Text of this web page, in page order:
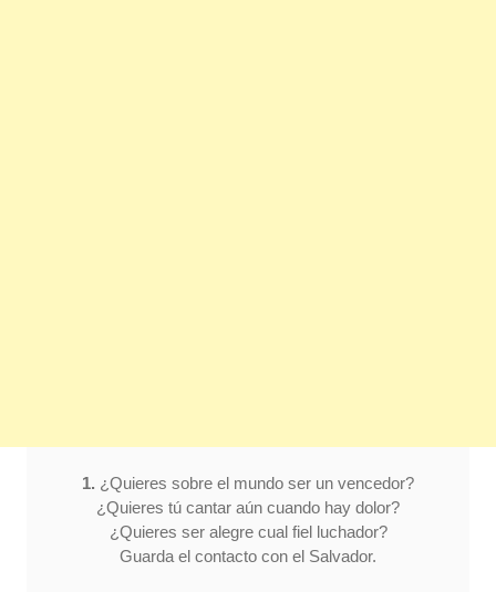
1. ¿Quieres sobre el mundo ser un vencedor?
¿Quieres tú cantar aún cuando hay dolor?
¿Quieres ser alegre cual fiel luchador?
Guarda el contacto con el Salvador.